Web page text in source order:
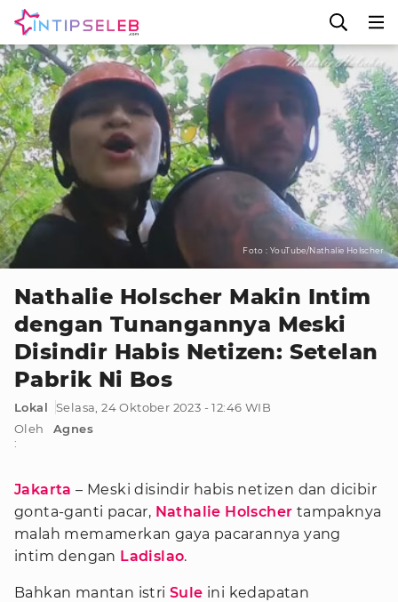
Foto : YouTube/Nathalie Holscher
Nathalie Holscher Makin Intim
dengan Tunangannya Meski
Disindir Habis Netizen: Setelan
Pabrik Ni Bos
Lokal
Selasa, 24 Oktober 2023 - 12:46 WIB
Oleh
:
Agnes
Jakarta – Meski disindir habis netizen dan dicibir
gonta-ganti pacar, Nathalie Holscher tampaknya
malah memamerkan gaya pacarannya yang
intim dengan Ladislao.
Bahkan mantan istri Sule ini kedapatan